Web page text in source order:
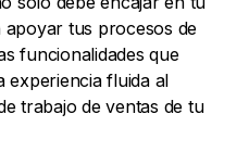
tus procesos de
funcionalidades que
experiencia fluida al
trabajo de ventas de tu